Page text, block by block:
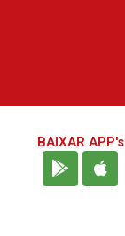
BAIXAR APP's